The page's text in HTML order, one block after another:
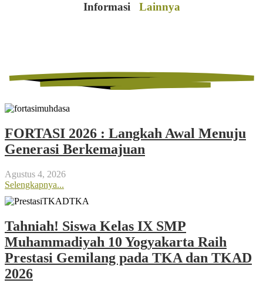
Informasi Lainnya
FORTASI 2026 : Langkah Awal Menuju
Generasi Berkemajuan
Agustus 4, 2026
Selengkapnya...
Tahniah! Siswa Kelas IX SMP
Muhammadiyah 10 Yogyakarta Raih
Prestasi Gemilang pada TKA dan TKAD
2026